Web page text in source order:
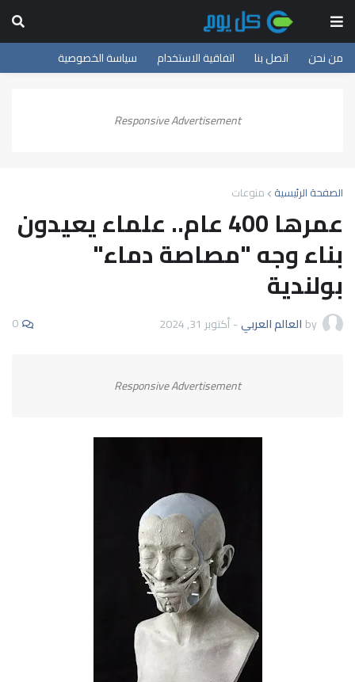
من نحن اتصل بنا اتفاقية الاستخدام سياسة الخصوصية
Responsive Advertisement
الصفحة الرئيسية منوعات
عمرها 400 عام.. علماء يعيدون
بناء وجه "مصاصة دماء"
بولندية
by العالم العربي-أكتوبر 31, 2024 0
Responsive Advertisement